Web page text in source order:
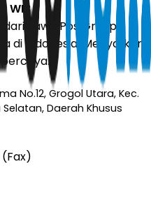
WIB
Jawa Pos Group,
di Indonesia. Menyajikan
No.12, Grogol Utara, Kec.
Daerah Khusus
(Fax)